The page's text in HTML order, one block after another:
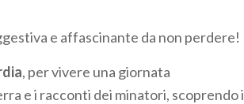
e affascinante da non perdere!
, per vivere una giornata
e i racconti dei minatori, scoprendo i